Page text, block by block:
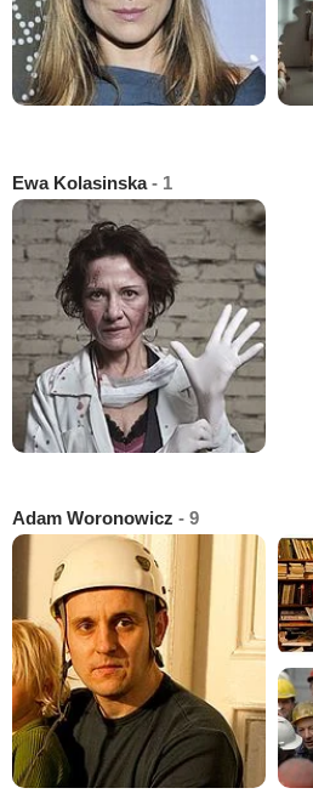
Ewa Kolasinska- 1
Adam Woronowicz - 9